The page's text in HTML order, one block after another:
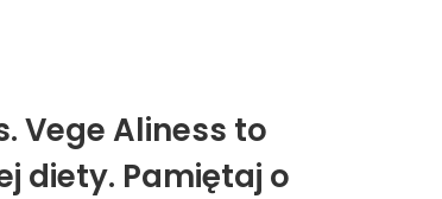
Vege Aliness to
diety. Pamiętaj o